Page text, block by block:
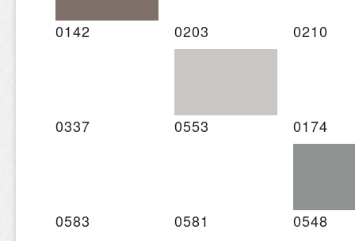
0142 0203 0210
0337 0553 0174
0583 0581 0548